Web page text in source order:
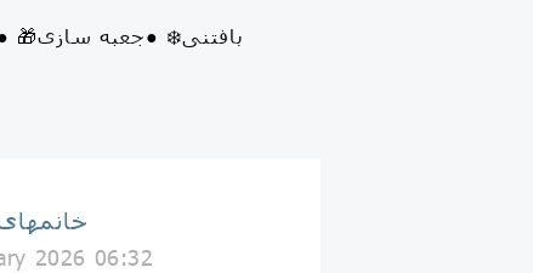
2026 06:32